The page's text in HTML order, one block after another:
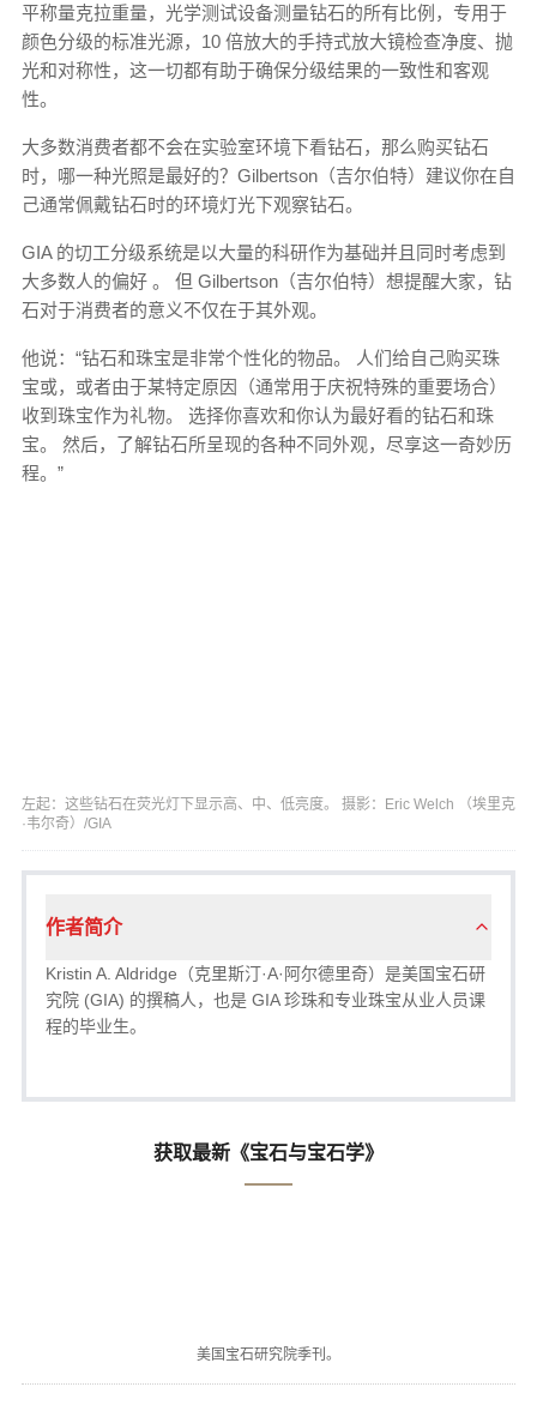
平称量克拉重量，光学测试设备测量钻石的所有比例，专用于
颜色分级的标准光源，10 倍放大的手持式放大镜检查净度、抛
光和对称性，这一切都有助于确保分级结果的一致性和客观
性。
大多数消费者都不会在实验室环境下看钻石，那么购买钻石
时，哪一种光照是最好的？Gilbertson（吉尔伯特）建议你在自
己通常佩戴钻石时的环境灯光下观察钻石。
GIA 的切工分级系统是以大量的科研作为基础并且同时考虑到
大多数人的偏好 。 但 Gilbertson（吉尔伯特）想提醒大家，钻
石对于消费者的意义不仅在于其外观。
他说：“钻石和珠宝是非常个性化的物品。 人们给自己购买珠
宝或，或者由于某特定原因（通常用于庆祝特殊的重要场合）
收到珠宝作为礼物。 选择你喜欢和你认为最好看的钻石和珠
宝。 然后，了解钻石所呈现的各种不同外观，尽享这一奇妙历
程。”
左起：这些钻石在荧光灯下显示高、中、低亮度。 摄影：Eric Welch （埃里克
·韦尔奇）/GIA
作者简介
Kristin A. Aldridge（克里斯汀·A·阿尔德里奇）是美国宝石研
究院 (GIA) 的撰稿人，也是 GIA 珍珠和专业珠宝从业人员课
程的毕业生。
获取最新《宝石与宝石学》
美国宝石研究院季刊。